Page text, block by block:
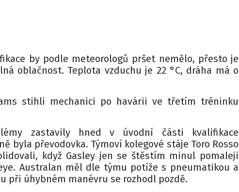
by podle meteorologů pršet nemělo, přesto je
oblačnost. Teplota vzduchu je 22 °C, dráha má o
stihli mechanici po havárii ve třetím tréninku
zastavily hned v úvodní části kvalifikace
byla převodovka. Týmoví kolegové stáje Toro Rosso
když Gasley jen se štěstím minul pomaleji
Australan měl dle týmu potíže s pneumatikou a
při úhybném manévru se rozhodl pozdě.